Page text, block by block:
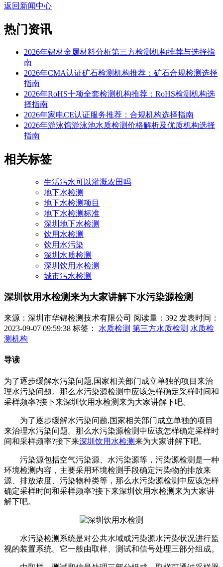
返回新闻中心
热门资讯
2026年铝材金属材料分析第三方检测机构推荐与选择指
南
2026年CMA认证矿石检测机构推荐：矿石合规检测选择
指南
2026年RoHS十项全套检测机构推荐：RoHS检测机构选
择指南
2026年家电CE认证服务推荐：合规机构选择指南
2026年游泳馆游泳池水质检测价格解析及优质机构选择
指南
相关标签
生活污水可以灌溉农田吗
地下水检测
地下水检测项目
地下水检测标准
深圳地下水检测
饮用水检测
饮用水污染
深圳水质检测
深圳饮用水检测
城市污水检测
深圳饮用水检测来为大家讲解下水污染源检测
来源：深圳市华锦检测技术有限公司 阅读量：392 发表时间：
2023-09-07 09:59:38 标签： 水质检测 第三方水质检测 水质检
测机构
导读
为了逐步缓解水污染问题,国家相关部门成立单独的项目来治
理水污染问题。那么水污染源检测中应该怎样确定采样时间和
采样频率?接下来深圳饮用水检测来为大家讲解下吧。
为了逐步缓解水污染问题,国家相关部门成立单独的项目
来治理水污染问题。那么水污染源检测中应该怎样确定采样时
间和采样频率?接下来深圳饮用水检测来为大家讲解下吧。
污染源包括空气污染源、水污染源等，污染源检测是一种
环境检测内容，主要采用环境检测手段确定污染物的排放来
源、排放浓度、污染物种类等，那么水污染源检测中应该怎样
确定采样时间和采样频率?接下来深圳饮用水检测来为大家讲
解下吧。
水污染检测系统是对公共水域或污染源水污染状况进行监
视的装置系统。它一般由取样、测试和信号处理三部分组成。